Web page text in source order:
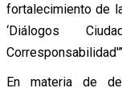
fortalecimiento de
‘Diálogos
En materia de